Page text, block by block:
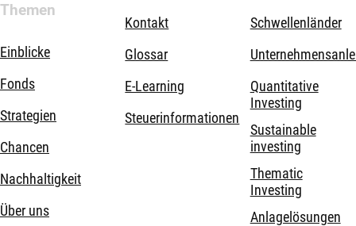
Themen
Einblicke
Fonds
Strategien
Chancen
Nachhaltigkeit
Über uns
Kontakt
Glossar
E-Learning
Steuerinformationen
Schwellenländer
Quantitative
Investing
Sustainable
investing
Thematic
Investing
Anlagelösungen